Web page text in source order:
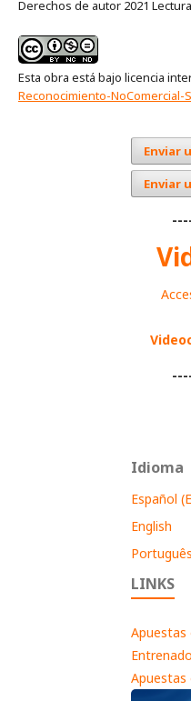
Derechos de autor 2021
Esta obra está bajo licencia
Reconocimiento-NoComercial-
Enviar
Enviar
Idioma
Español
English
LINKS
Apuestas
Apuestas